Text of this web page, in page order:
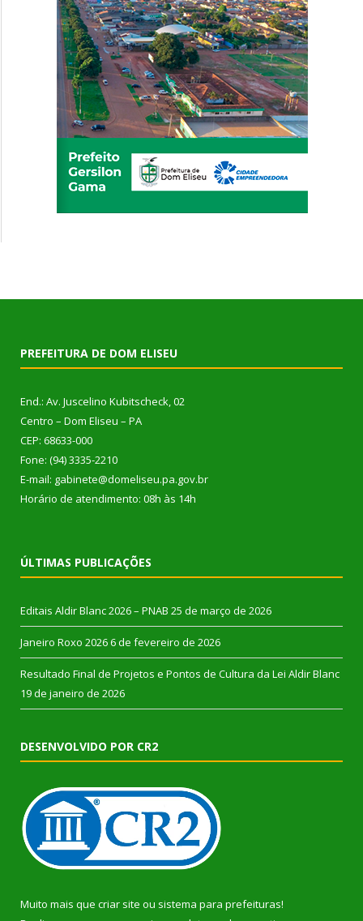
PREFEITURA DE DOM ELISEU
End.: Av. Juscelino Kubitscheck, 02
Centro – Dom Eliseu – PA
CEP: 68633-000
Fone: (94) 3335-2210
E-mail: gabinete@domeliseu.pa.gov.br
Horário de atendimento: 08h às 14h
ÚLTIMAS PUBLICAÇÕES
Editais Aldir Blanc 2026 – PNAB 25 de março de 2026
Janeiro Roxo 2026 6 de fevereiro de 2026
Resultado Final de Projetos e Pontos de Cultura da Lei Aldir Blanc
19 de janeiro de 2026
DESENVOLVIDO POR CR2
Muito mais que criar site ou sistema para prefeituras!